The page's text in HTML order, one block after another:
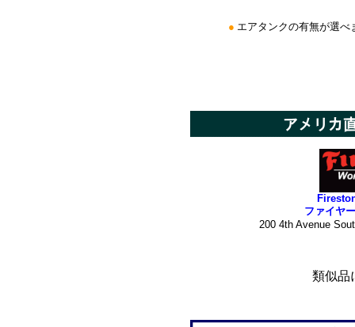
● エアタンクの有無が選べ
ファイヤ
200 4th Avenue
類似品